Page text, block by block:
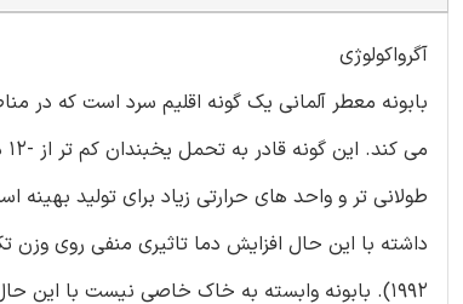
آگرواکولوژی
داشته با این حال افزایش دما تاثیری منفی روی
1992). بابونه وابسته به خاک خاصی نیست با